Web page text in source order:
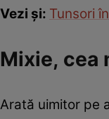
Vezi şi: Tunsori
Mixie, cea
Arată uimitor pe